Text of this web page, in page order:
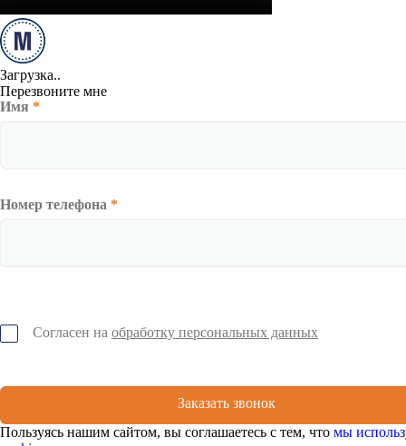
Загрузка..
Перезвоните мне
Имя *
Номер телефона *
Согласен на обработку персональных данных
Заказать звонок
Пользуясь нашим сайтом, вы соглашаетесь с тем, что мы